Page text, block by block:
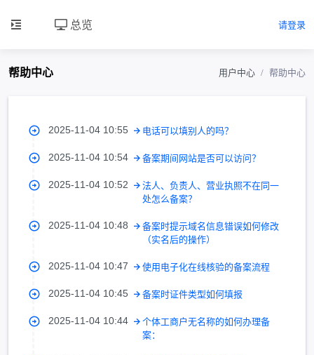
总览 请登录
帮助中心 用户中心 帮助中心
2025-11-04 10:55 电话可以填别人的吗？
2025-11-04 10:54 备案期间网站是否可以访问？
2025-11-04 10:52
法人、负责人、营业执照不在同一
处怎么备案？
2025-11-04 10:48
备案时提示域名信息错误如何修改
（实名后的操作）
2025-11-04 10:47 使用电子化在线核验的备案流程
2025-11-04 10:45 备案时证件类型如何填报
2025-11-04 10:44
个体工商户无名称的如何办理备
案：